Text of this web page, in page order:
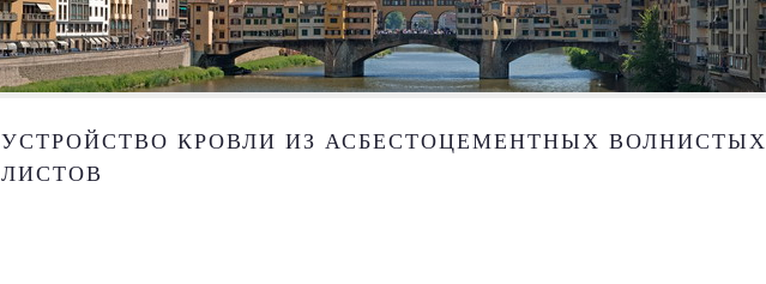
УСТРОЙСТВО КРОВЛИ ИЗ АСБЕСТОЦЕМЕНТНЫХ ВОЛНИСТЫХ
ЛИСТОВ